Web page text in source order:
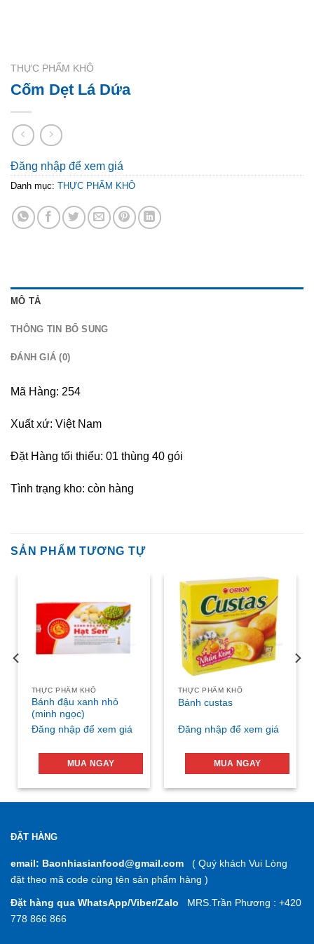
THỰC PHẨM KHÔ
Cốm Dẹt Lá Dứa
Đăng nhập để xem giá
Danh mục: THỰC PHẨM KHÔ
MÔ TẢ
THÔNG TIN BỔ SUNG
ĐÁNH GIÁ (0)
Mã Hàng: 254
Xuất xứ: Việt Nam
Đặt Hàng tối thiểu: 01 thùng 40 gói
Tình trạng kho: còn hàng
SẢN PHẨM TƯƠNG TỰ
THỰC PHẨM KHÔ
Bánh đậu xanh nhỏ
(minh ngọc)
Đăng nhập để xem giá
MUA NGAY
THỰC PHẨM KHÔ
Bánh custas
Đăng nhập để xem giá
MUA NGAY
ĐẶT HÀNG
email: Baonhiasianfood@gmail.com ( Quý khách Vui Lòng
đặt theo mã code cùng tên sản phẩm hàng )
Đặt hàng qua WhatsApp/Viber/Zalo MRS.Trần Phương : +420
778 866 866